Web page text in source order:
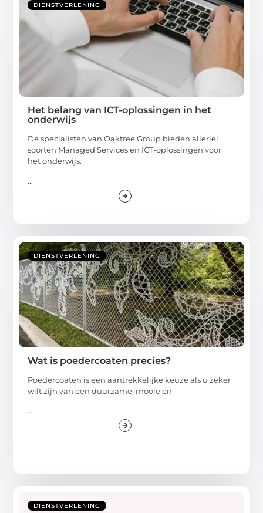
DIENSTVERLENING
Het belang van ICT-oplossingen in het
onderwijs
De specialisten van Oaktree Group bieden allerlei
soorten Managed Services en ICT-oplossingen voor
het onderwijs.
...
DIENSTVERLENING
Wat is poedercoaten precies?
Poedercoaten is een aantrekkelijke keuze als u zeker
wilt zijn van een duurzame, mooie en
...
DIENSTVERLENING